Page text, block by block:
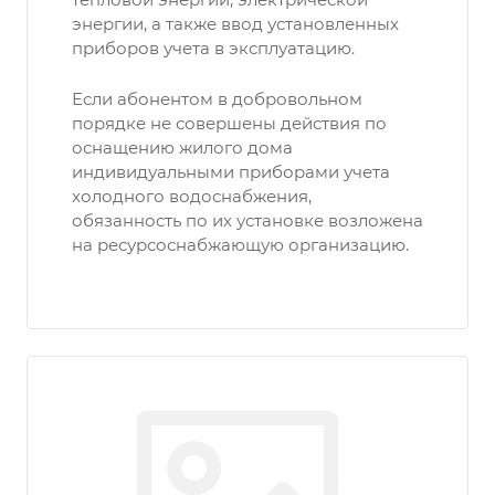
энергии, а также ввод установленных
приборов учета в эксплуатацию.
Если абонентом в добровольном
порядке не совершены действия по
оснащению жилого дома
индивидуальными приборами учета
холодного водоснабжения,
обязанность по их установке возложена
на ресурсоснабжающую организацию.